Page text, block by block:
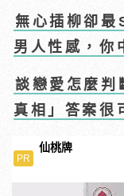
無心插柳卻
男人性感，你
談戀愛怎麼判
真相」答案很
PR
仙桃牌